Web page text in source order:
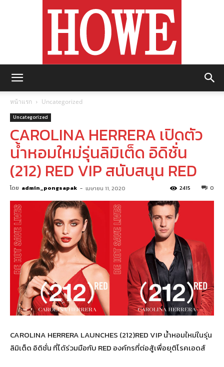
หน้าแรก Uncategorized
Uncategorized
CAROLINA HERRERA เปิดตัว
น้ำหอมใหม่รุ่นลิมิเต็ด อิดิชั่น
(212) RED VIP สนับสนุน RED
โดย admin_pongsapak - เมษายน 11, 2020 0
2415
CAROLINA HERRERA LAUNCHES (212)RED VIP น้ำหอมใหม่ในรุ่น
ลิมิเต็ด อิดิชั่น ที่ได้ร่วมมือกับ RED องค์กรที่ต่อสู้เพื่อยุติโรคเอดส์